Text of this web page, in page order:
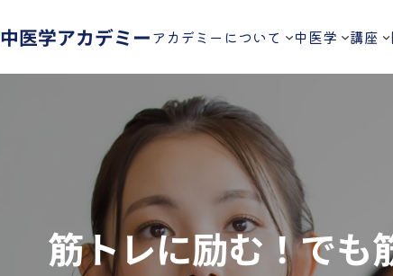
中医学アカデミーアカデミーについて 中医学 講座
筋トレに励む！で